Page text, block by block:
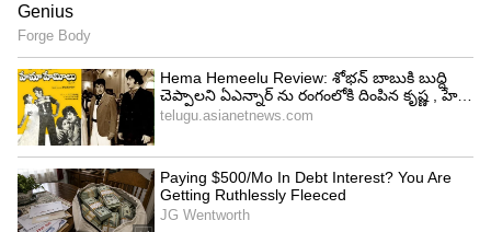
యాపిల్స్ లేదా అరటిపండ్ల వంటి పండ్లతో పాటు
టొమాటోలను కలిపి పెట్టకూడదు. ఎందుకంటే, ఈ పండ్ల
నుంచి ఇథిలీన్ (Ethylene) అనే గ్యాస్ విడుదలవుతుంది.
ఇది టొమాటోలు చాలా వేగంగా పండేలా చేస్తుంది. దీనివల్ల
అవి త్వరగా పాడయ్యే ప్రమాదం ఉంది.